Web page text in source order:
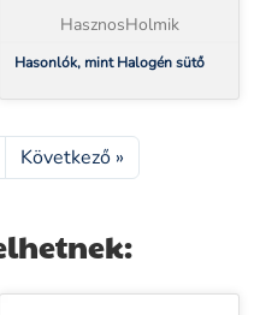
HasznosHolmik
Hasonlók, mint Halogén sütő
Következő »